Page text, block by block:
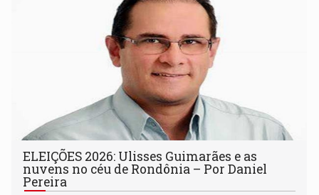
ELEIÇÕES 2026: Ulisses Guimarães e as
nuvens no céu de Rondônia – Por Daniel
Pereira